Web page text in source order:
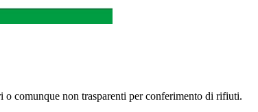
comunque non trasparenti per conferimento di rifiuti.